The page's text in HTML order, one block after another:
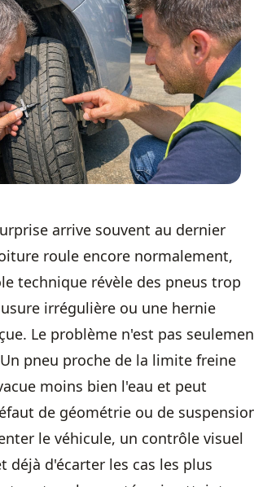
arrive souvent au dernier
roule encore normalement,
technique révèle des pneus trop
irrégulière ou une hernie
Le problème n'est pas
pneu proche de la limite freine
moins bien l'eau et peut
de géométrie ou de
le véhicule, un contrôle visuel
déjà d'écarter les cas les plus